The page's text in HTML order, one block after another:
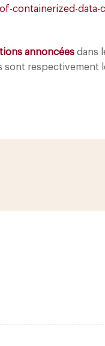
containerized-data-
annoncées dans
sont respectivement